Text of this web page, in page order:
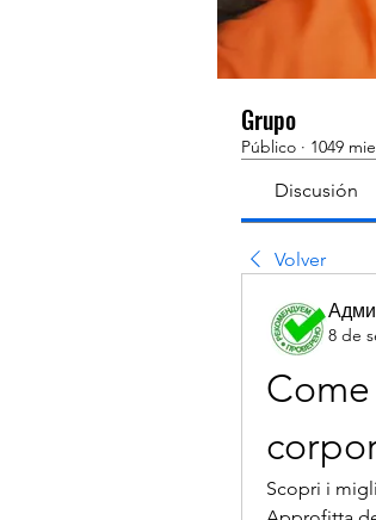
Grupo
Público · 1049
Discusión
Volver
8 de
Scopri i